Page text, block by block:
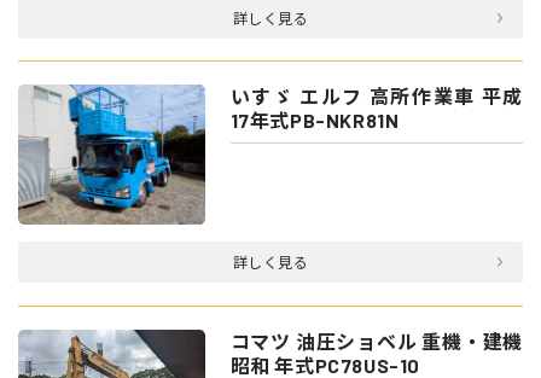
詳しく見る
いすゞ エルフ 高所作業車 平成
17年式PB-NKR81N
詳しく見る
コマツ 油圧ショベル 重機・建機
昭和 年式PC78US-10